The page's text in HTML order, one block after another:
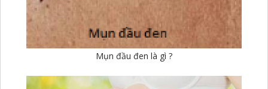
Mụn đầu đen là gì ?